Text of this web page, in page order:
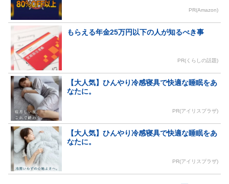
PR(Amazon)
もらえる年金25万円以下の人が知るべき事
PR(くらしの話題)
【大人気】ひんやり冷感寝具で快適な睡眠をあ
なたに。
PR(アイリスプラザ)
【大人気】ひんやり冷感寝具で快適な睡眠をあ
なたに。
PR(アイリスプラザ)